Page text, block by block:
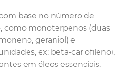
base no número de
como monoterpenos (duas
geraniol) e
ex: beta-cariofileno),
em óleos essenciais.